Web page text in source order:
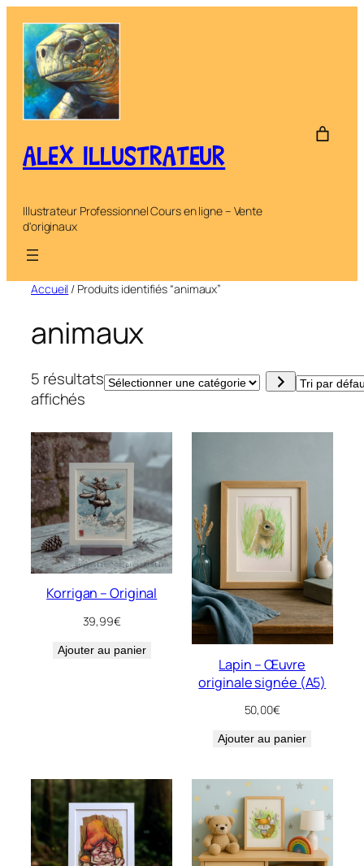
contenu
ALEX ILLUSTRATEUR
Illustrateur Professionnel Cours en ligne – Vente
d'originaux
Accueil / Produits identifiés “animaux”
animaux
5 résultats
affichés
Sélectionner
Korrigan – Original
39,99€
Ajouter au panier
Lapin – Œuvre
originale signée (A5)
50,00€
Ajouter au panier